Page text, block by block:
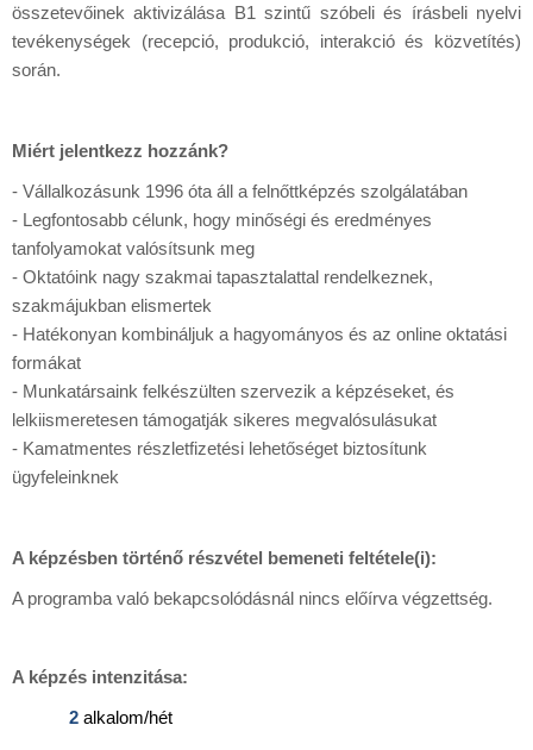
összetevőinek aktivizálása B1 szintű szóbeli és írásbeli nyelvi
tevékenységek (recepció, produkció, interakció és közvetítés)
során.
Miért jelentkezz hozzánk?
- Vállalkozásunk 1996 óta áll a felnőttképzés szolgálatában
- Legfontosabb célunk, hogy minőségi és eredményes
tanfolyamokat valósítsunk meg
- Oktatóink nagy szakmai tapasztalattal rendelkeznek,
szakmájukban elismertek
- Hatékonyan kombináljuk a hagyományos és az online oktatási
formákat
- Munkatársaink felkészülten szervezik a képzéseket, és
lelkiismeretesen támogatják sikeres megvalósulásukat
- Kamatmentes részletfizetési lehetőséget biztosítunk
ügyfeleinknek
A képzésben történő részvétel bemeneti feltétele(i):
A programba való bekapcsolódásnál nincs előírva végzettség.
A képzés intenzitása:
2 alkalom/hét